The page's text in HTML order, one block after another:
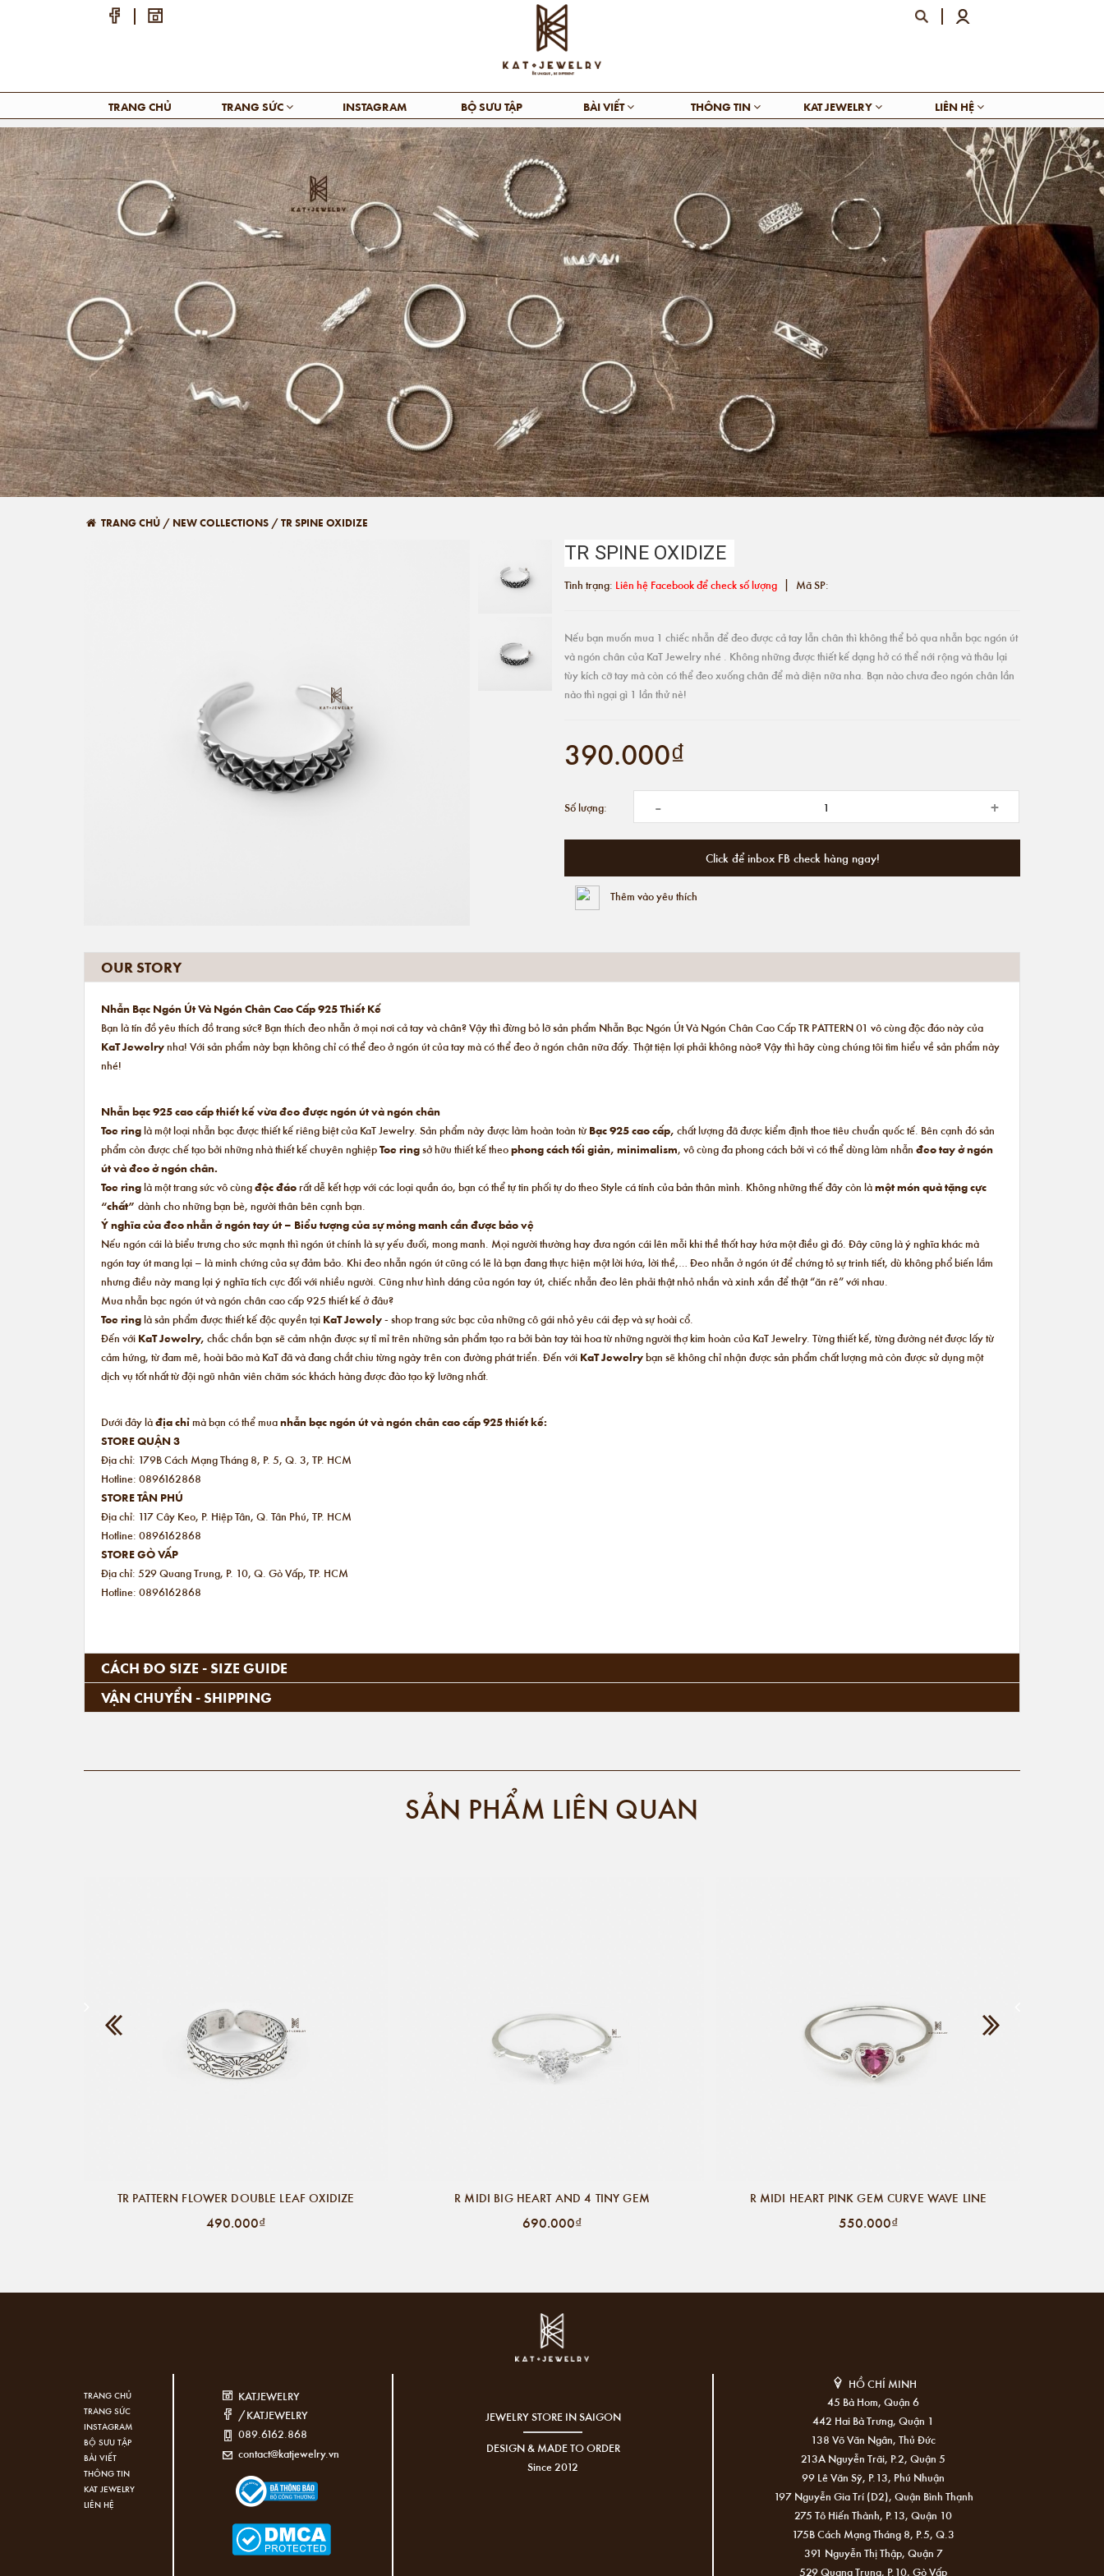
TRANG CHỦ TRANG SỨC INSTAGRAM BỘ SƯU TẬP BÀI VIẾT THÔNG TIN KAT JEWELRY LIÊN HỆ
TRANG CHỦ / NEW COLLECTIONS /TR SPINE OXIDIZE
TR SPINE OXIDIZE
Tình trạng: Liên hệ Facebook để check số lượng | Mã SP:
Nếu bạn muốn mua 1 chiếc nhẫn để đeo được cả tay lẫn chân thì không thể bỏ qua nhẫn bạc ngón út
và ngón chân của KaT Jewelry nhé . Không những được thiết kế dạng hở có thể nới rộng và thâu lại
tùy kích cỡ tay mà còn có thể đeo xuống chân để mà diện nữa nha. Bạn nào chưa đeo ngón chân lần
nào thì ngại gì 1 lần thử nè!
390.000₫
Số lượng: - +
Click để inbox FB check hàng ngay!
Thêm vào yêu thích
OUR STORY
Nhẫn Bạc Ngón Út Và Ngón Chân Cao Cấp 925 Thiết Kế
Bạn là tín đồ yêu thích đồ trang sức? Bạn thích đeo nhẫn ở mọi nơi cả tay và chân? Vậy thì đừng bỏ lỡ sản phẩm Nhẫn Bạc Ngón Út Và Ngón Chân Cao Cấp TR PATTERN 01 vô cùng độc đáo này của
KaT Jewelrynha! Với sản phẩm này bạn không chỉ có thể đeo ở ngón út của tay mà có thể đeo ở ngón chân nữa đấy. Thật tiện lợi phải không nào? Vậy thì hãy cùng chúng tôi tìm hiểu về sản phẩm này
nhé!
Nhẫn bạc 925 cao cấp thiết kế vừa đeo được ngón út và ngón chân
Toe ringlà một loại nhẫn bạc được thiết kế riêng biệt của KaT Jewelry. Sản phẩm này được làm hoàn toàn từBạc 925 cao cấp,chất lượng đã được kiểm định thoe tiêu chuẩn quốc tế. Bên cạnh đó sản
phẩm còn được chế tạo bởi những nhà thiết kế chuyên nghiệpToe ringsở hữu thiết kế theophong cách tối giản, minimalism, vô cùng đa phong cách bởi vì có thể dùng làm nhẫnđeo tay ở ngón
út và đeo ở ngón chân.
Toe ringlà một trang sức vô cùngđộc đáorất dễ kết hợp với các loại quần áo, bạn có thể tự tin phối tự do theo Style cá tính của bản thân mình. Không những thế đây còn làmột món quà tặng cực
“chất” dành cho những bạn bè, người thân bên cạnh bạn.
Ý nghĩa của đeo nhẫn ở ngón tay út – Biểu tượng của sự mỏng manh cần được bảo vệ
Nếu ngón cái là biểu trưng cho sức mạnh thì ngón út chính là sự yếu đuối, mong manh. Mọi người thường hay đưa ngón cái lên mỗi khi thề thốt hay hứa một điều gì đó. Đây cũng là ý nghĩa khác mà
ngón tay út mang lại – là minh chứng của sự đảm bảo. Khi đeo nhẫn ngón út cũng có lẽ là bạn đang thực hiện một lời hứa, lời thề,… Đeo nhẫn ở ngón út để chứng tỏ sự trinh tiết, dù không phổ biến lắm
nhưng điều này mang lại ý nghĩa tích cực đối với nhiều người. Cũng như hình dáng của ngón tay út, chiếc nhẫn đeo lên phải thật nhỏ nhắn và xinh xắn để thật “ăn rê” với nhau.
Mua nhẫn bạc ngón út và ngón chân cao cấp 925 thiết kế ở đâu?
Toe ringlà sản phẩm được thiết kế độc quyền tạiKaT Jewely- shop trang sức bạc của những cô gái nhỏ yêu cái đẹp và sự hoài cổ.
Đến vớiKaT Jewelry,chắc chắnbạn sẽ cảm nhận được sự tỉ mỉ trên những sản phẩm tạo ra bởi bàn tay tài hoa từ những người thợ kim hoàn của KaT Jewelry. Từng thiết kế, từng đường nét được lấy từ
cảm hứng, từ đam mê, hoài bão mà KaT đã và đang chắt chiu từng ngày trên con đường phát triển. Đến vớiKaT Jewelrybạn sẽ không chỉ nhận được sản phẩm chất lượng mà còn được sử dụng một
dịch vụ tốt nhất từ đội ngũ nhân viên chăm sóc khách hàng được đào tạo kỹ lưỡng nhất.
Dưới đây làđịa chỉmà bạn có thể muanhẫn bạc ngón út và ngón chân cao cấp 925 thiết kế:
STORE QUẬN 3
Địa chỉ: 179B Cách Mạng Tháng 8, P. 5, Q. 3, TP. HCM
Hotline: 0896162868
STORE TÂN PHÚ
Địa chỉ: 117 Cây Keo, P. Hiệp Tân, Q. Tân Phú, TP. HCM
Hotline: 0896162868
STORE GÒ VẤP
Địa chỉ: 529 Quang Trung, P. 10, Q. Gò Vấp, TP. HCM
Hotline: 0896162868
CÁCH ĐO SIZE - SIZE GUIDE
VẬN CHUYỂN - SHIPPING
SẢN PHẨM LIÊN QUAN
TR PATTERN FLOWER DOUBLE LEAF OXIDIZE
490.000₫
R MIDI BIG HEART AND 4 TINY GEM
690.000₫
R MIDI HEART PINK GEM CURVE WAVE LINE
550.000₫
TRANG CHỦ
TRANG SỨC
INSTAGRAM
BỘ SƯU TẬP
BÀI VIẾT
THÔNG TIN
KAT JEWELRY
LIÊN HỆ
KATJEWELRY
/KATJEWELRY
089.6162.868
contact@katjewelry.vn
JEWELRY STORE IN SAIGON
DESIGN & MADE TO ORDER
Since 2012
HỒ CHÍ MINH
45 Bà Hom, Quận 6
442 Hai Bà Trưng, Quận 1
138 Võ Văn Ngân, Thủ Đức
213A Nguyễn Trãi, P.2, Quận 5
99 Lê Văn Sỹ, P.13, Phú Nhuận
197 Nguyễn Gia Trí (D2), Quận Bình Thạnh
275 Tô Hiến Thành, P.13, Quận 10
175B Cách Mạng Tháng 8, P.5, Q.3
391 Nguyễn Thị Thập, Quận 7
529 Quang Trung, P.10, Gò Vấp